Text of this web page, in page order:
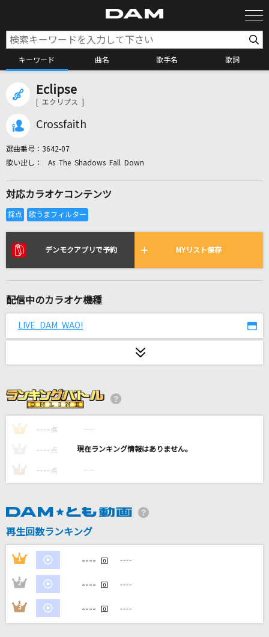
キーワード 曲名 歌手名 歌詞
リアルタイムで歌われている曲の一覧
[生音]明日晴れるかな
You Never Give Me Your Money [ユー・ネヴ
The Beatles
[生音]Everything
[生音]Love is...
河村隆一
探せ ダイヤモンドリリー
＝LOVE
雨の御堂筋
欧陽菲菲
[生音]コイスルオトメ
SUPER BEAVER
Eclipse
[ エクリプス ]
Crossfaith
選曲番号： 3642-07
As The Shadows Fall Down
対応カラオケコンテンツ
デンモクアプリで予約 MYリスト保存
配信中のカラオケ機種
LIVE DAM WAO!
1 ---- 点 ----
---- 点 ----
3 ---- 点 ----
再生回数ランキング
1 ---- 回 ----
2 ---- 回 ----
3 ---- 回 ----